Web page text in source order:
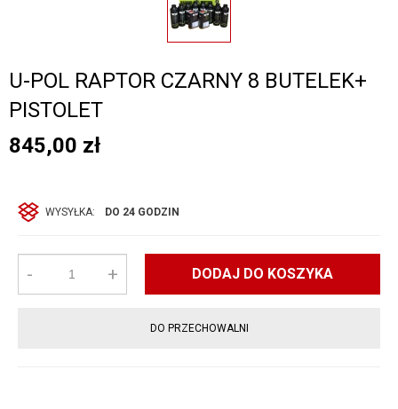
U-POL RAPTOR CZARNY 8 BUTELEK+
PISTOLET
845,00 zł
WYSYŁKA: DO 24 GODZIN
- + DODAJ DO KOSZYKA
DO PRZECHOWALNI